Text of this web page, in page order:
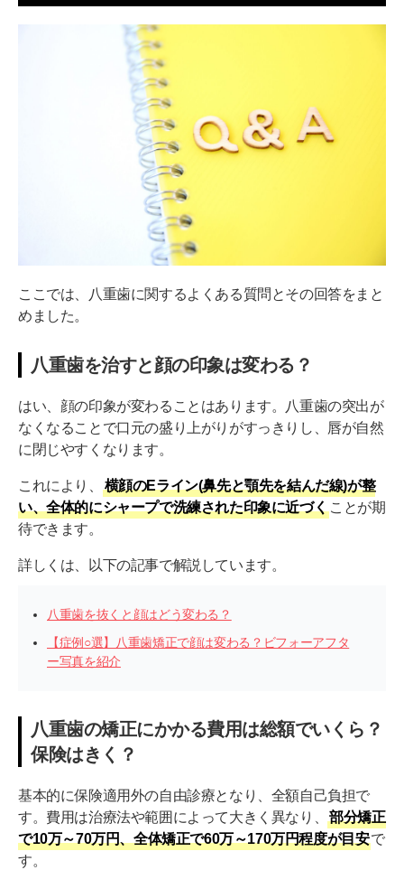
ここでは、八重歯に関するよくある質問とその回答をまと
めました。
八重歯を治すと顔の印象は変わる？
はい、顔の印象が変わることはあります。八重歯の突出が
なくなることで口元の盛り上がりがすっきりし、唇が自然
に閉じやすくなります。
これにより、
横顔のEライン(鼻先と顎先を結んだ線)が整
い、全体的にシャープで洗練された印象に近づく ことが期
待できます。
詳しくは、以下の記事で解説しています。
八重歯を抜くと顔はどう変わる？
【症例○選】八重歯矯正で顔は変わる？ビフォーアフタ
ー写真を紹介
八重歯の矯正にかかる費用は総額でいくら？
保険はきく？
基本的に保険適用外の自由診療となり、全額自己負担で
す。費用は治療法や範囲によって大きく異なり、
部分矯正
で10万～70万円、全体矯正で60万～170万円程度が目安で
す。